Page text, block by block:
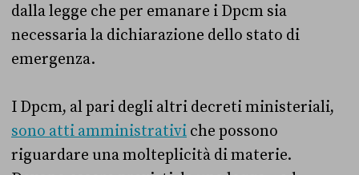
dalla legge che per emanare i Dpcm sia
necessaria la dichiarazione dello stato di
emergenza.
I Dpcm, al pari degli altri decreti ministeriali,
sono atti amministrativi che possono
riguardare una molteplicità di materie.